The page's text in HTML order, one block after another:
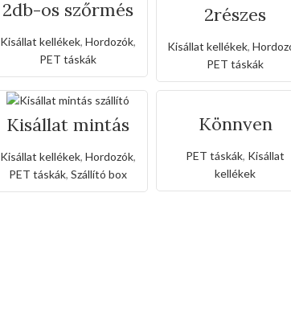
2db-os szőrmés
kutya válltáska
Kisállat kellékek,Hordozók,
PET táskák
2részes
bársonyos
válltáska
Kisállat kellékek,
PET táskák
Kisállat mintás
Kisállat kellékek,Hordozók,
PET táskák,Szállító box
Könnyen
hordozható
farmer macska
hátizsák
PET táskák, Kisállat
kellékek